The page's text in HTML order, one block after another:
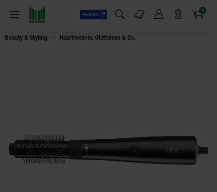
Menü
Payback
Suchfeld einblenden
Markt-Angebote 0
Artikel
Beauty & Styling Haartrockner, Glätteisen & Co.